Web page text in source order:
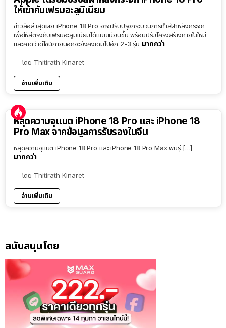
ให้เข้ากับเฟรมอะลูมิเนียม
ข่าวลือล่าสุดเผย iPhone 18 Pro อาจปรับปรุงกระบวนการทำสีฝาหลังกระจก
เพื่อให้สีตรงกับเฟรมอะลูมิเนียมได้แนบเนียนขึ้น พร้อมปรับโครงสร้างภายในใหม่
และคาดว่าดีไซน์ภายนอกจะยังคงเดิมไปอีก 2-3 รุ่น มากกว่า
โดย Thitirath Kinaret
อ่านเพิ่มเติม
หลุดความจุแบต iPhone 18 Pro และ iPhone 18
Pro Max จากข้อมูลการรับรองในจีน
หลุดความจุแบต iPhone 18 Pro และ iPhone 18 Pro Max พบรุ่ […]
มากกว่า
โดย Thitirath Kinaret
อ่านเพิ่มเติม
สนับสนุนโดย